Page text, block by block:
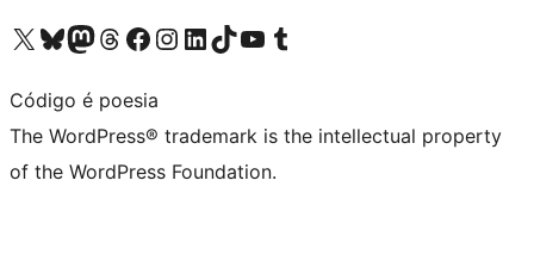
Visit our X (formerly Twitter) account
Visit our Bluesky account
Visit our Mastodon account
Visit our Threads account
Visit our Facebook page
Visit our Instagram account
Visit our LinkedIn account
Visit our TikTok account
Visit our YouTube channel
Visit our Tumblr account
Código é poesia
The WordPress® trademark is the intellectual property
of the WordPress Foundation.